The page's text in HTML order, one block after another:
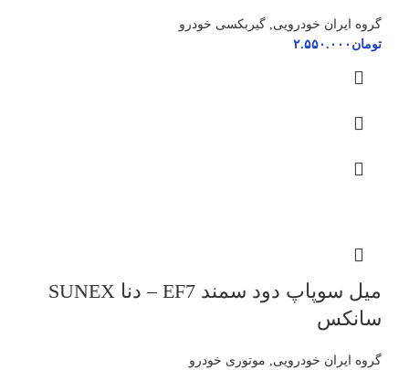
گروه ایران خودرویی, گیربکسی خودرو
تومان ۲.۵۵۰.۰۰۰
میل سوپاپ دود سمند EF7 – دنا SUNEX
سانکس
گروه ایران خودرویی, موتوری خودرو